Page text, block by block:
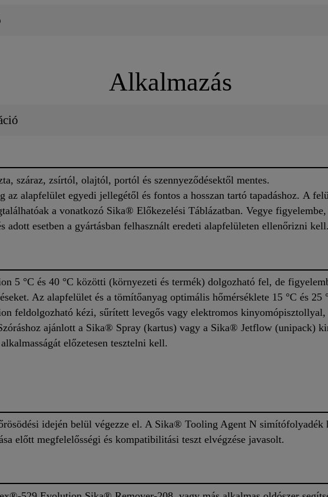
Alkalmazás
száraz, zsírtól, olajtól, portól és szennyeződésektől mentes.
az alapfelület egyedi jellegétől és fontos a hosszan tartó tapadáshoz. A
a vonatkozó Sika® Előkezelési Táblázatban. Vegye
adott esetben a gyártásban felhasznált eredeti alapfelületen ellenőrizni kell.
5 °C és 40 °C közötti (környezeti és termék) dolgozható fel, de
Az alapfelület és a tömítőanyag optimális hőmérséklete 15 °C és 25
feldolgozható kézi, sűrített levegős vagy elektromos
ajánlott a Sika® Spray (kartus) vagy a Sika® Jetflow (unipack)
előzetesen tesztelni kell.
idején belül végezze el. A Sika® Tooling Agent N simítófolyadék
előtt megfelelősségi és kompatibilitási teszt elvégzése javasolt.